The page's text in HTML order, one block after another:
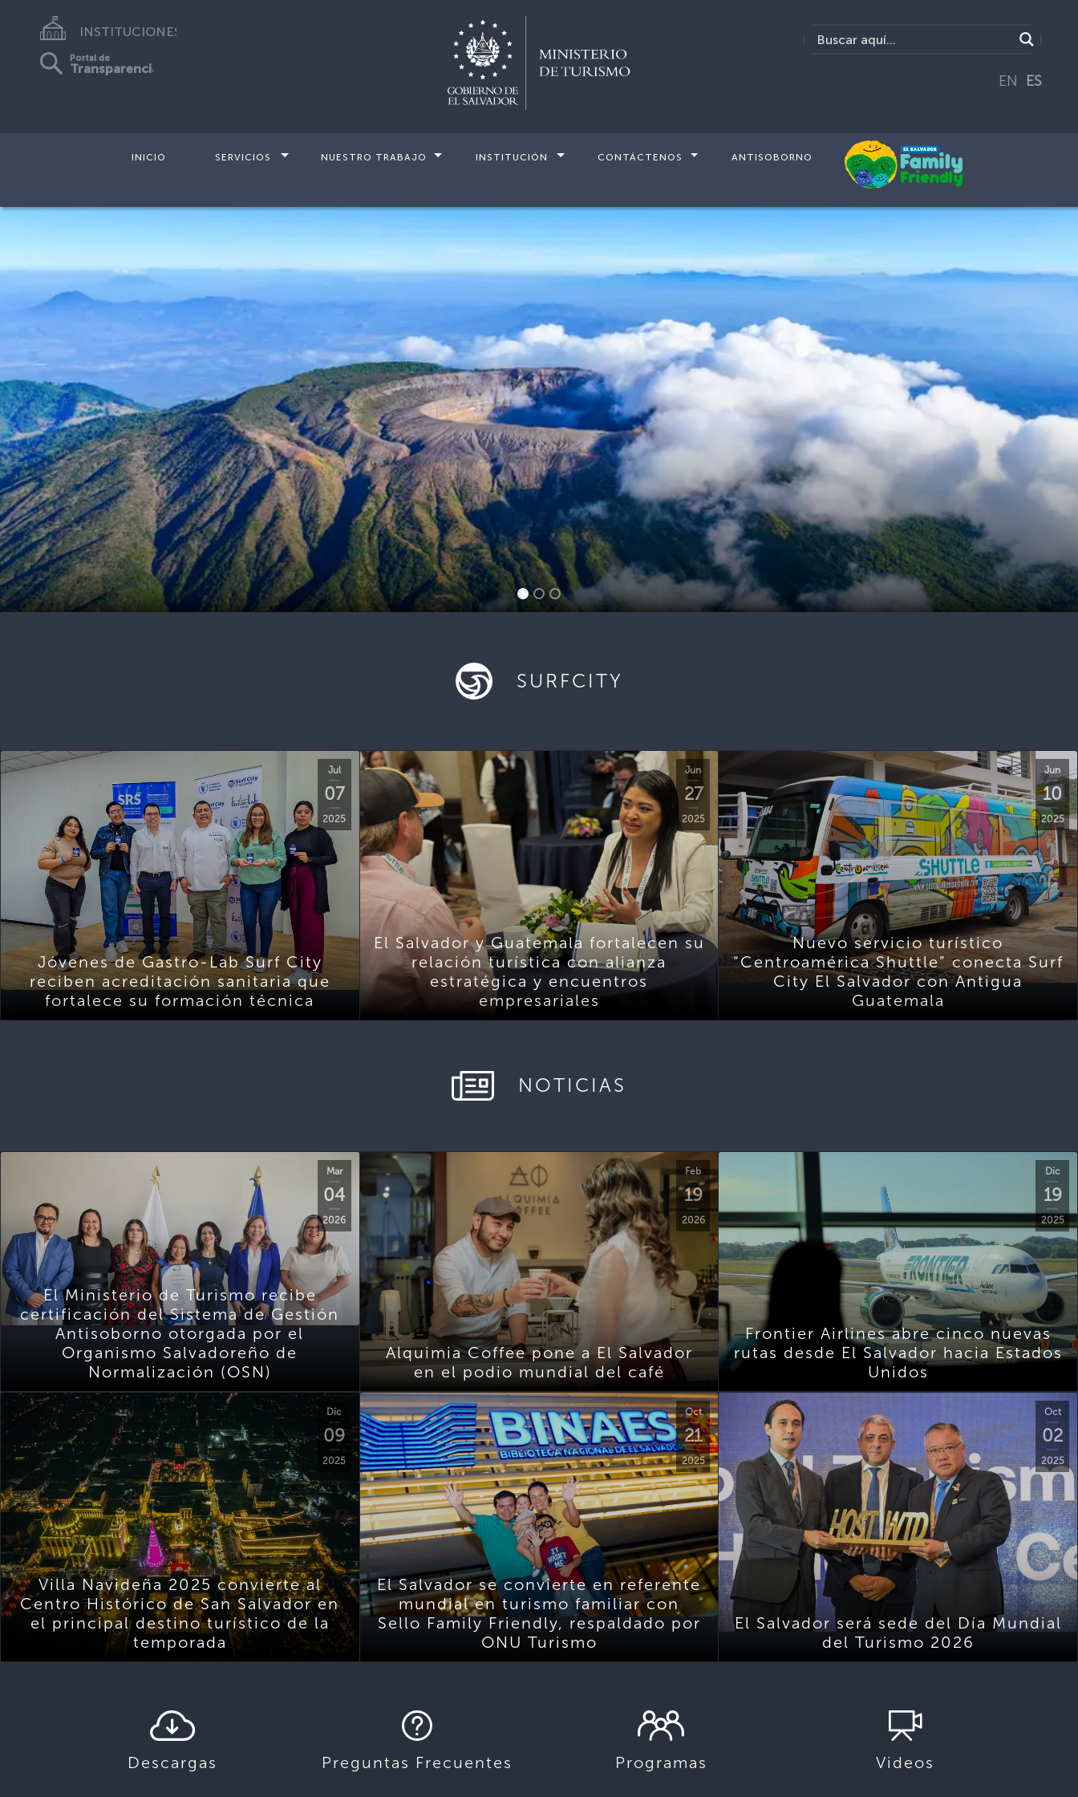
INSTITUCIONES
Portal de
Transparencia
EN ES
INICIO SERVICIOS NUESTRO TRABAJO INSTITUCIÓN CONTÁCTENOS ANTISOBORNO
SURFCITY
Jul
07
2025
Jóvenes de Gastro-Lab Surf City
reciben acreditación sanitaria que
fortalece su formación técnica
Jun
27
2025
El Salvador y Guatemala fortalecen su
relación turística con alianza
estratégica y encuentros
empresariales
Jun
10
2025
Nuevo servicio turístico
“Centroamérica Shuttle” conecta Surf
City El Salvador con Antigua
Guatemala
NOTICIAS
Mar
04
2026
El Ministerio de Turismo recibe
certificación del Sistema de Gestión
Antisoborno otorgada por el
Organismo Salvadoreño de
Normalización (OSN)
Feb
19
2026
Alquimia Coffee pone a El Salvador
en el podio mundial del café
Dic
19
2025
Frontier Airlines abre cinco nuevas
rutas desde El Salvador hacia Estados
Unidos
Dic
09
2025
Villa Navideña 2025 convierte al
Centro Histórico de San Salvador en
el principal destino turístico de la
temporada
Oct
21
2025
El Salvador se convierte en referente
mundial en turismo familiar con
Sello Family Friendly, respaldado por
ONU Turismo
Oct
02
2025
El Salvador será sede del Día Mundial
del Turismo 2026
Descargas Preguntas Frecuentes Programas Videos